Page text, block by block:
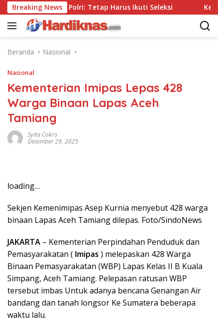
Langsung
ke
konten
Breaking News
Tes, Polri: Tetap Harus Ikuti Seleksi
Beranda Nasional
Nasional
Kementerian Imipas Lepas 428
Warga Binaan Lapas Aceh
Tamiang
Syita Cokro
Desember 29, 2025
loading…
Sekjen Kemenimipas Asep Kurnia menyebut 428 warga
binaan Lapas Aceh Tamiang dilepas. Foto/SindoNews
JAKARTA – Kementerian Perpindahan Penduduk dan
Pemasyarakatan ( Imipas ) melepaskan 428 Warga
Binaan Pemasyarakatan (WBP) Lapas Kelas II B Kuala
Simpang, Aceh Tamiang. Pelepasan ratusan WBP
tersebut imbas Untuk adanya bencana Genangan Air
bandang dan tanah longsor Ke Sumatera beberapa
waktu lalu.